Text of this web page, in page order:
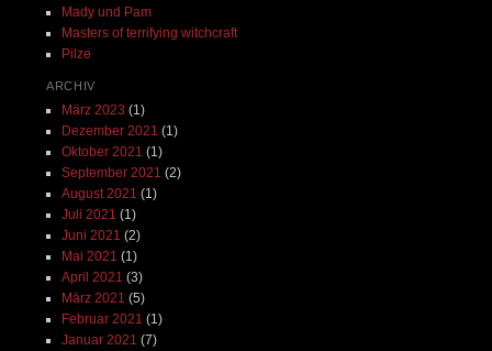
Mady und Pam
Masters of terrifying witchcraft
Pilze
ARCHIV
März 2023 (1)
Dezember 2021 (1)
Oktober 2021 (1)
September 2021 (2)
August 2021 (1)
Juli 2021 (1)
Juni 2021 (2)
Mai 2021 (1)
April 2021 (3)
März 2021 (5)
Februar 2021 (1)
Januar 2021 (7)